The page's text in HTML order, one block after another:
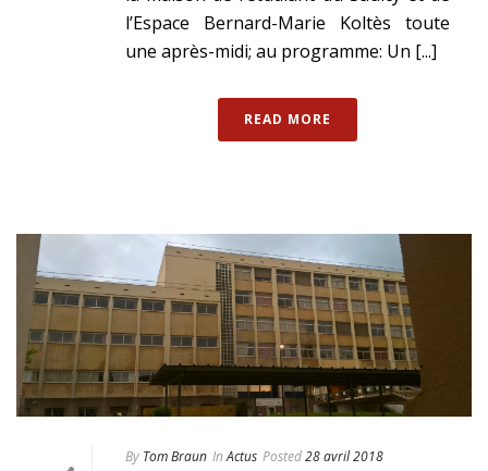
l’Espace Bernard-Marie Koltès toute
une après-midi; au programme: Un [...]
READ MORE
By Tom Braun In Actus Posted28 avril 2018